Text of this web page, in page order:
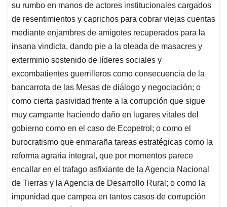
su rumbo en manos de actores institucionales cargados
de resentimientos y caprichos para cobrar viejas cuentas
mediante enjambres de amigotes recuperados para la
insana vindicta, dando pie a la oleada de masacres y
exterminio sostenido de líderes sociales y
excombatientes guerrilleros como consecuencia de la
bancarrota de las Mesas de diálogo y negociación; o
como cierta pasividad frente a la corrupción que sigue
muy campante haciendo daño en lugares vitales del
gobierno como en el caso de Ecopetrol; o como el
burocratismo que enmaraña tareas estratégicas como la
reforma agraria integral, que por momentos parece
encallar en el trafago asfixiante de la Agencia Nacional
de Tierras y la Agencia de Desarrollo Rural; o como la
impunidad que campea en tantos casos de corrupción